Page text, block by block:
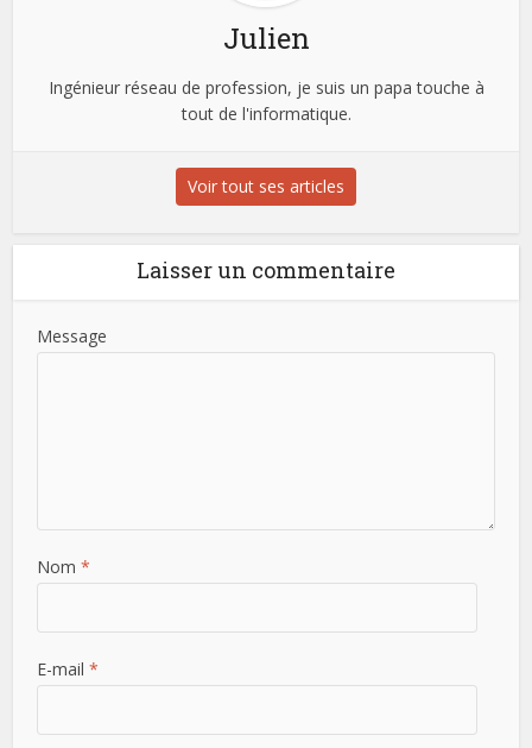
Julien
Ingénieur réseau de profession, je suis un papa touche à
tout de l'informatique.
Voir tout ses articles
Laisser un commentaire
Message
Nom*
E-mail*